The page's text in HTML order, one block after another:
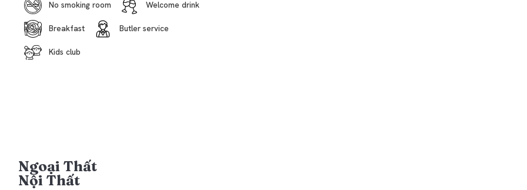
No smoking room Welcome drink
Breakfast Butler service
Kids club
Ngoại Thất
Nội Thất